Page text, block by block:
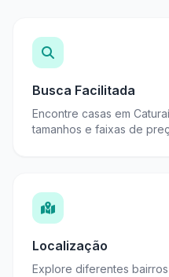
Busca Facilitada
Encontre casas em
tamanhos e faixas de
Localização
Explore diferentes